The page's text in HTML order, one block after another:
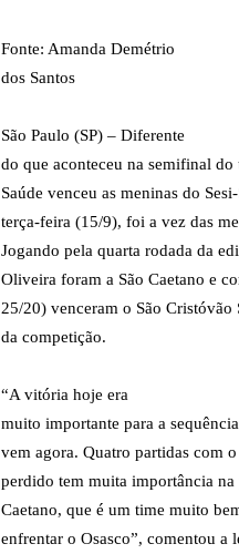
Fonte: Amanda Demétrio
dos Santos
São Paulo (SP) – Diferente
do que aconteceu na semifinal
Saúde venceu as meninas do
terça-feira (15/9), foi a vez das
Jogando pela quarta rodada da
Oliveira foram a São Caetano e
25/20) venceram o São Cristóvão
da competição.
“A vitória hoje era
muito importante para a
vem agora. Quatro partidas com
perdido tem muita importância na
Caetano, que é um time muito
enfrentar o Osasco”, comentou a